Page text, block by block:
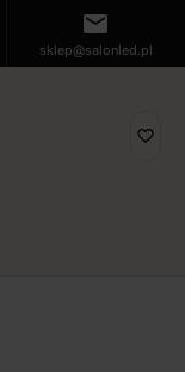
mail
sklep@salonled.pl
favorite_border